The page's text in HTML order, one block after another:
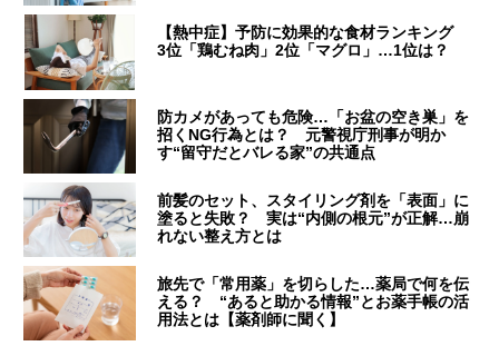
【熱中症】予防に効果的な食材ランキング
3位「鶏むね肉」2位「マグロ」…1位は？
防カメがあっても危険…「お盆の空き巣」を
招くNG行為とは？ 元警視庁刑事が明か
す“留守だとバレる家”の共通点
前髪のセット、スタイリング剤を「表面」に
塗ると失敗？ 実は“内側の根元”が正解…崩
れない整え方とは
旅先で「常用薬」を切らした…薬局で何を伝
える？ “あると助かる情報”とお薬手帳の活
用法とは【薬剤師に聞く】